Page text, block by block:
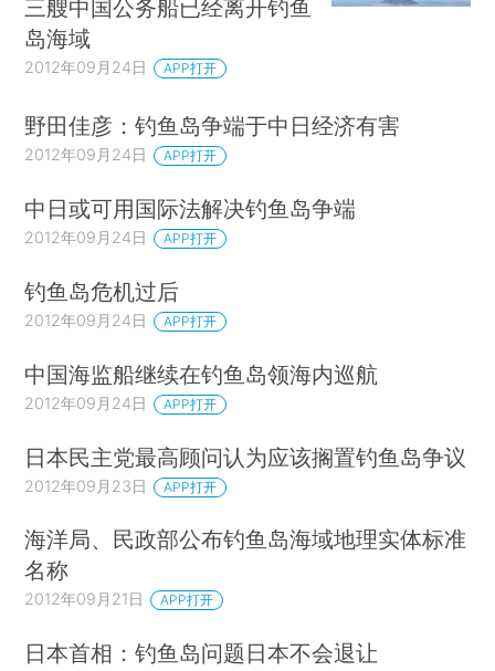
三艘中国公务船已经离开钓鱼
岛海域
2012年09月24日 APP打开
野田佳彦：钓鱼岛争端于中日经济有害
2012年09月24日 APP打开
中日或可用国际法解决钓鱼岛争端
2012年09月24日 APP打开
钓鱼岛危机过后
2012年09月24日 APP打开
中国海监船继续在钓鱼岛领海内巡航
2012年09月24日 APP打开
日本民主党最高顾问认为应该搁置钓鱼岛争议
2012年09月23日 APP打开
海洋局、民政部公布钓鱼岛海域地理实体标准
名称
2012年09月21日 APP打开
日本首相：钓鱼岛问题日本不会退让